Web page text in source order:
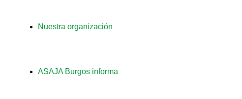
Nuestra organización
ASAJA Burgos informa